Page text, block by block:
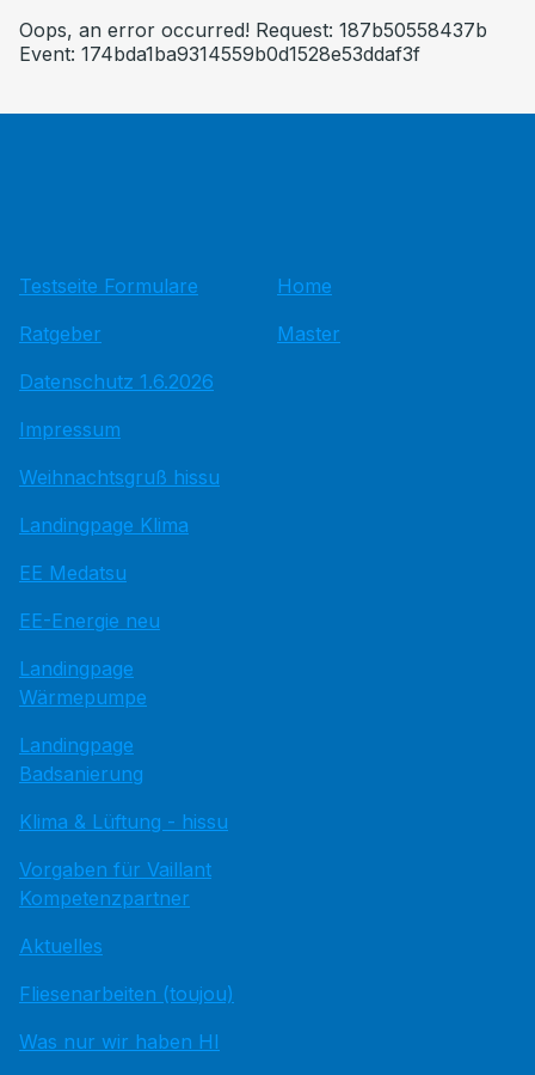
Oops, an error occurred! Request: 187b50558437b
Event: 174bda1ba9314559b0d1528e53ddaf3f
Testseite Formulare
Ratgeber
Datenschutz 1.6.2026
Impressum
Weihnachtsgruß hissu
Landingpage Klima
EE Medatsu
EE-Energie neu
Landingpage
Wärmepumpe
Landingpage
Badsanierung
Klima & Lüftung - hissu
Vorgaben für Vaillant
Kompetenzpartner
Aktuelles
Fliesenarbeiten (toujou)
Was nur wir haben HI
Home
Master